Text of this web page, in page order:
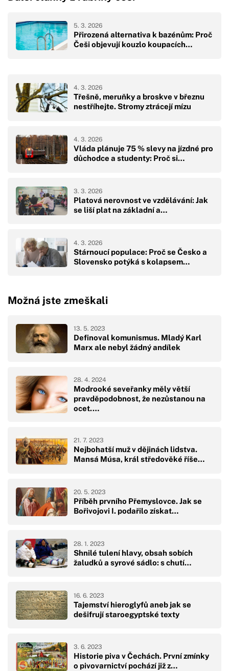
Přirozená alternativa k bazénům: Proč
Češi objevují kouzlo koupacích…
5. 3. 2026
Třešně, meruňky a broskve v březnu
nestříhejte. Stromy ztrácejí mízu
4. 3. 2026
Vláda plánuje 75 % slevy na jízdné pro
důchodce a studenty: Proč si…
4. 3. 2026
Platová nerovnost ve vzdělávání: Jak
se liší plat na základní a…
3. 3. 2026
Stárnoucí populace: Proč se Česko a
Slovensko potýká s kolapsem…
4. 3. 2026
Možná jste zmeškali
Definoval komunismus. Mladý Karl
Marx ale nebyl žádný andílek
13. 5. 2023
Modrooké seveřanky měly větší
pravděpodobnost, že nezůstanou na
ocet.…
28. 4. 2024
Nejbohatší muž v dějinách lidstva.
Mansá Músa, král středověké říše…
21. 7. 2023
Příběh prvního Přemyslovce. Jak se
Bořivojovi I. podařilo získat…
20. 5. 2023
Shnilé tulení hlavy, obsah sobích
žaludků a syrové sádlo: s chutí…
28. 1. 2023
Tajemství hieroglyfů aneb jak se
dešifrují staroegyptské texty
16. 6. 2023
Historie piva v Čechách. První zmínky
o pivovarnictví pochází již z…
3. 6. 2023